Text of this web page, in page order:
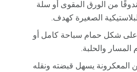
من الورق المقوى أو سلة
الصغيرة كهدف.
على شكل حمام سباحة كامل أو
المسار والحلبة.
يسهل قبضته ونقله